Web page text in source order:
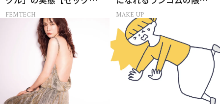
レス AND THE CITY -女た
ちの告白-】
FEMTECH
コスメキット
MAKE UP